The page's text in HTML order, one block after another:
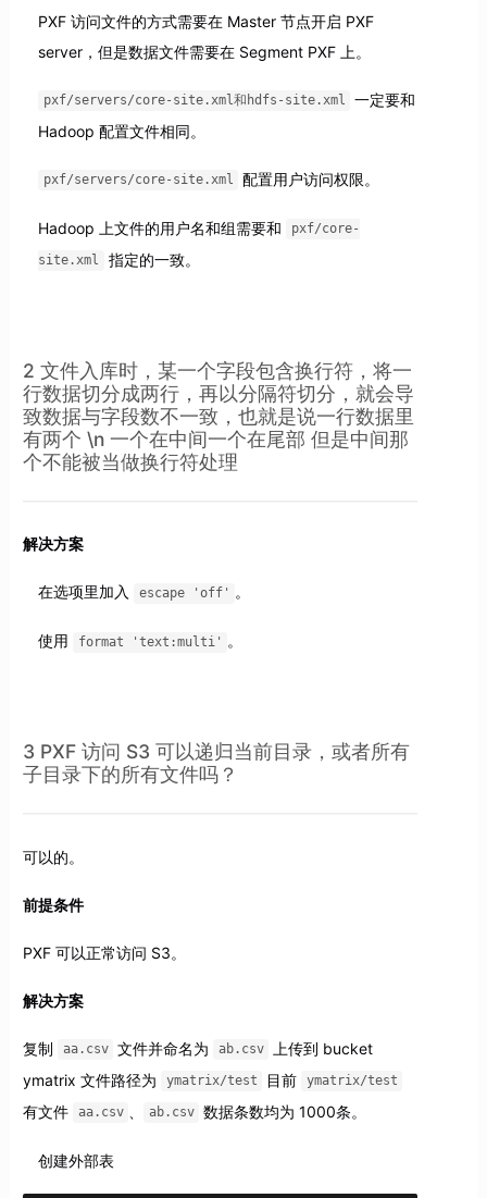
PXF 访问文件的方式需要在 Master 节点开启 PXF
server，但是数据文件需要在 Segment PXF 上。
pxf/servers/core-site.xml和hdfs-site.xml
一定要和
Hadoop 配置文件相同。
pxf/servers/core-site.xml 配置用户访问权限。
Hadoop 上文件的用户名和组需要和 pxf/core-
site.xml 指定的一致。
2 文件入库时，某一个字段包含换行符，将一
行数据切分成两行，再以分隔符切分，就会导
致数据与字段数不一致，也就是说一行数据里
有两个 \n 一个在中间一个在尾部 但是中间那
个不能被当做换行符处理
解决方案
在选项里加入 escape 'off' 。
使用 format 'text:multi' 。
3 PXF 访问 S3 可以递归当前目录，或者所有
子目录下的所有文件吗？
可以的。
前提条件
PXF 可以正常访问 S3。
解决方案
复制 aa.csv 文件并命名为 ab.csv
上传到 bucket
ymatrix 文件路径为
ymatrix/test 目前 ymatrix/test
有文件 aa.csv ab.csv 数据条数均为 1000条。
创建外部表